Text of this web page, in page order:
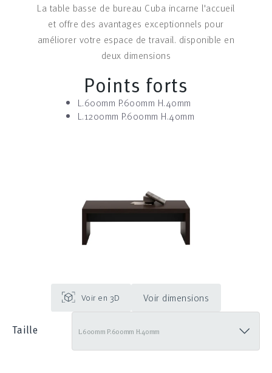
La table basse de bureau Cuba incarne l'accueil
et offre des avantages exceptionnels pour
améliorer votre espace de travail. disponible en
deux dimensions
Points forts
L.600mm P.600mm H.40mm
L.1200mm P.600mm H.40mm
Voir dimensions
Taille